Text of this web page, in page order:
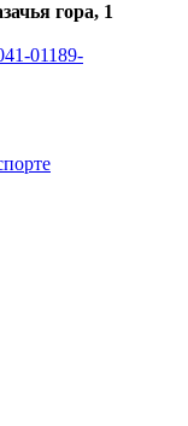
гора, 1
01189-